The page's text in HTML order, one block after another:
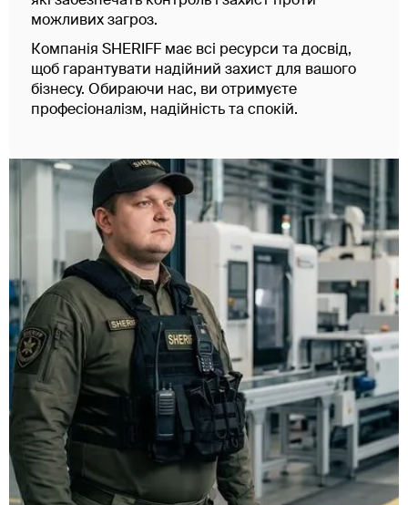
можливих загроз.
Компанія SHERIFF має всі ресурси та досвід,
щоб гарантувати надійний захист для вашого
бізнесу. Обираючи нас, ви отримуєте
професіоналізм, надійність та спокій.